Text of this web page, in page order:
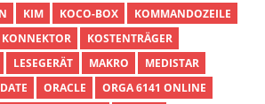
KIM KOCO-BOX
KOMMANDOZEILE
KONNEKTOR
KOSTENTRÄGER
LESEGERÄT MAKRO
MEDISTAR
ORACLE
ORGA 6141 ONLINE